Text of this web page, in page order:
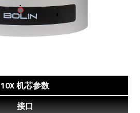
10X 机芯参数
接口